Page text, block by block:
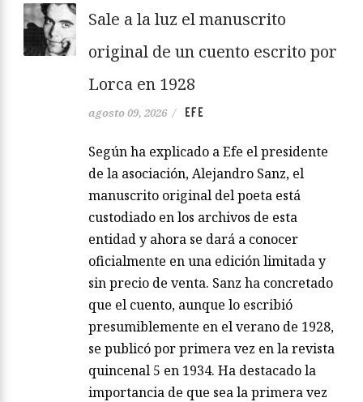
Sale a la luz el manuscrito
original de un cuento escrito por
Lorca en 1928
agosto 09, 2026 / EFE
Según ha explicado a Efe el presidente
de la asociación, Alejandro Sanz, el
manuscrito original del poeta está
custodiado en los archivos de esta
entidad y ahora se dará a conocer
oficialmente en una edición limitada y
sin precio de venta. Sanz ha concretado
que el cuento, aunque lo escribió
presumiblemente en el verano de 1928,
se publicó por primera vez en la revista
quincenal 5 en 1934. Ha destacado la
importancia de que sea la primera vez